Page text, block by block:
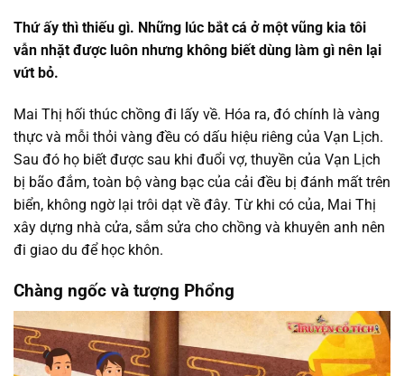
Thứ ấy thì thiếu gì. Những lúc bắt cá ở một vũng kia tôi
vẫn nhặt được luôn nhưng không biết dùng làm gì nên lại
vứt bỏ.
Mai Thị hối thúc chồng đi lấy về. Hóa ra, đó chính là vàng
thực và mỗi thỏi vàng đều có dấu hiệu riêng của Vạn Lịch.
Sau đó họ biết được sau khi đuổi vợ, thuyền của Vạn Lịch
bị bão đắm, toàn bộ vàng bạc của cải đều bị đánh mất trên
biển, không ngờ lại trôi dạt về đây. Từ khi có của, Mai Thị
xây dựng nhà cửa, sắm sửa cho chồng và khuyên anh nên
đi giao du để học khôn.
Chàng ngốc và tượng Phổng